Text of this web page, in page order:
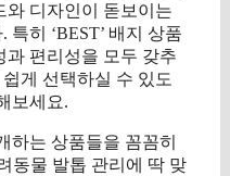
와 디자인이 돋보이는
히 ‘BEST’ 배지 상품
과 편리성을 모두 갖추
게 선택하실 수 있도
보세요.
하는 상품들을 꼼꼼히
동물 발톱 관리에 딱 맞